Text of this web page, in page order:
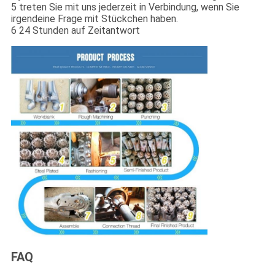
5 treten Sie mit uns jederzeit in Verbindung, wenn Sie
irgendeine Frage mit Stückchen haben.
6 24 Stunden auf Zeitantwort
FAQ